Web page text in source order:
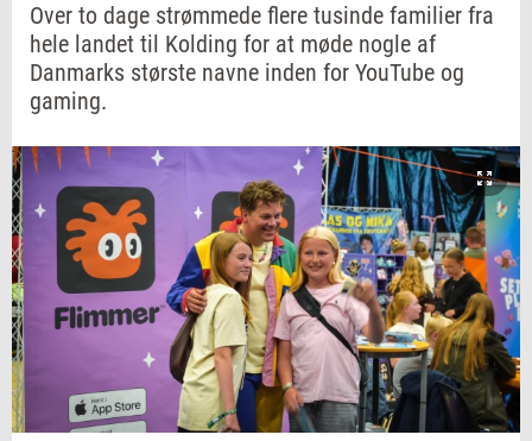
Over to dage strømmede flere tusinde familier fra
hele landet til Kolding for at møde nogle af
Danmarks største navne inden for YouTube og
gaming.